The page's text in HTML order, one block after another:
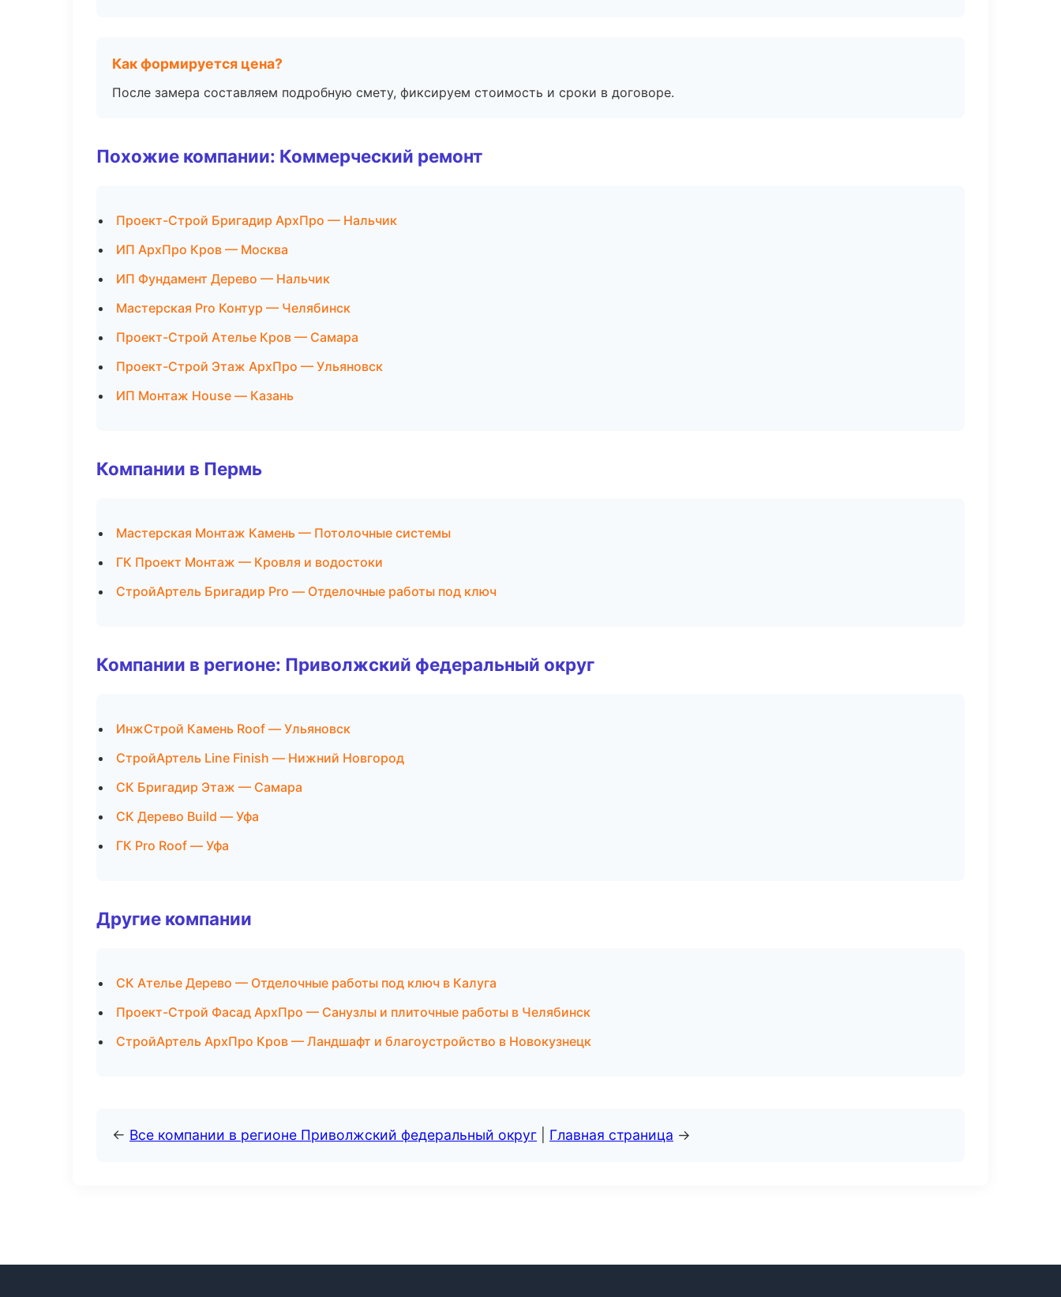
Как формируется цена?
После замера составляем подробную смету, фиксируем стоимость и сроки в договоре.
Похожие компании: Коммерческий ремонт
Проект-Строй Бригадир АрхПро — Нальчик
ИП АрхПро Кров — Москва
ИП Фундамент Дерево — Нальчик
Мастерская Pro Контур — Челябинск
Проект-Строй Ателье Кров — Самара
Проект-Строй Этаж АрхПро — Ульяновск
ИП Монтаж House — Казань
Компании в Пермь
Мастерская Монтаж Камень — Потолочные системы
ГК Проект Монтаж — Кровля и водостоки
СтройАртель Бригадир Pro — Отделочные работы под ключ
Компании в регионе: Приволжский федеральный округ
ИнжСтрой Камень Roof — Ульяновск
СтройАртель Line Finish — Нижний Новгород
СК Бригадир Этаж — Самара
СК Дерево Build — Уфа
ГК Pro Roof — Уфа
Другие компании
СК Ателье Дерево — Отделочные работы под ключ в Калуга
Проект-Строй Фасад АрхПро — Санузлы и плиточные работы в Челябинск
СтройАртель АрхПро Кров — Ландшафт и благоустройство в Новокузнецк
← Все компании в регионе Приволжский федеральный округ Главная страница →